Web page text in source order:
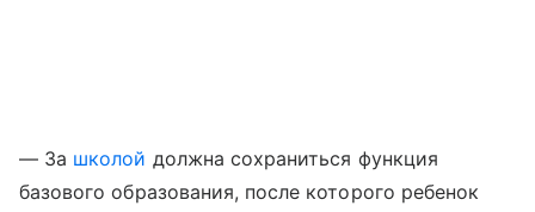
— За школой должна сохраниться функция
базового образования, после которого ребенок